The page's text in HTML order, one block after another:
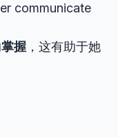
communicate
掌握 ，这有助于她